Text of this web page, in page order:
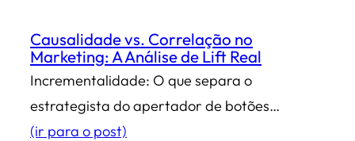
Causalidade vs. Correlação no
Marketing: A Análise de Lift Real
Incrementalidade: O que separa o
estrategista do apertador de botões…
(ir para o post)